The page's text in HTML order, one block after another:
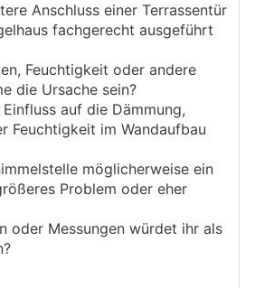
Anschluss einer Terrassentür
fachgerecht ausgeführt
Feuchtigkeit oder andere
die Ursache sein?
auf die Dämmung,
Feuchtigkeit im Wandaufbau
möglicherweise ein
Problem oder eher
oder Messungen würdet ihr als